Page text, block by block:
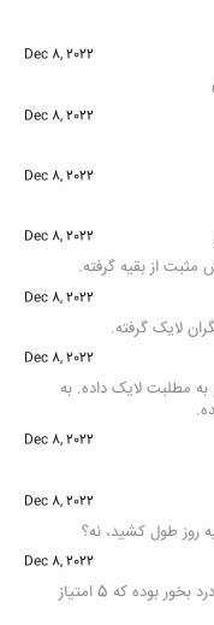
Dec 8, 2022
Dec 8, 2022
Dec 8, 2022
Dec 8, 2022
Dec 8, 2022
Dec 8, 2022
مطلبت لایک داده. به
Dec 8, 2022
Dec 8, 2022
Dec 8, 2022
30 تا مطلب ارسال کردی. حتما به درد بخور بوده که 5 امتیاز